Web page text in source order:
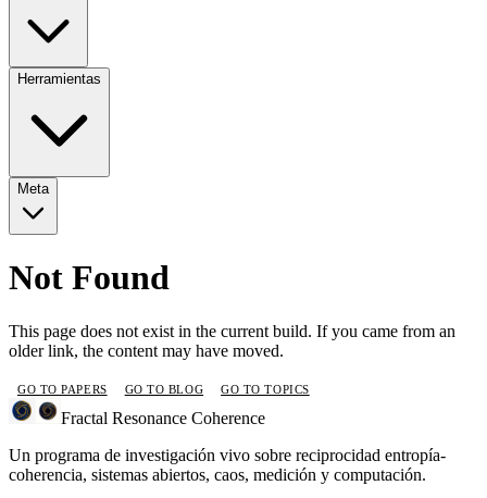
Herramientas
Meta
Not Found
This page does not exist in the current build. If you came from an
older link, the content may have moved.
GO TO PAPERS GO TO BLOG GO TO TOPICS
Fractal Resonance Coherence
Un programa de investigación vivo sobre reciprocidad entropía-
coherencia, sistemas abiertos, caos, medición y computación.